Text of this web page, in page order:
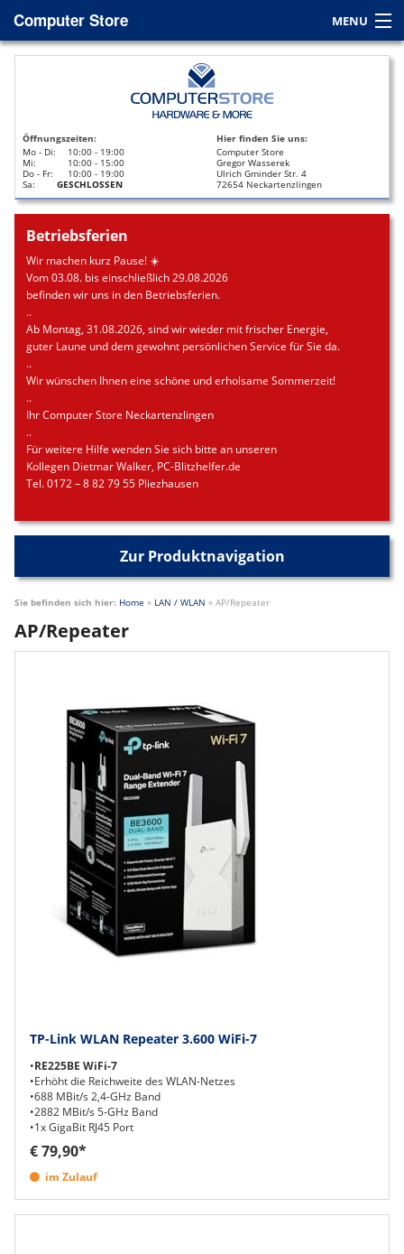
Computer Store MENU
Home
Leasing
Datenrettung
Öffnungszeiten:
Mo - Di:
10:00 - 19:00
Mi:
10:00 - 15:00
Do - Fr:
10:00 - 19:00
Sa:
GESCHLOSSEN
Hier finden Sie uns:
Computer Store
Gregor Wasserek
Ulrich Gminder Str. 4
72654 Neckartenzlingen
Betriebsferien
Wir machen kurz Pause! ☀️
Vom 03.08. bis einschließlich 29.08.2026
befinden wir uns in den Betriebsferien.
..
Ab Montag, 31.08.2026, sind wir wieder mit frischer Energie,
guter Laune und dem gewohnt persönlichen Service für Sie da.
..
Wir wünschen Ihnen eine schöne und erholsame Sommerzeit!
..
Ihr Computer Store Neckartenzlingen
..
Für weitere Hilfe wenden Sie sich bitte an unseren
Kollegen Dietmar Walker, PC-Blitzhelfer.de
Tel. 0172 – 8 82 79 55 Pliezhausen
Zur Produktnavigation
Sie befinden sich hier: Home » LAN / WLAN » AP/Repeater
AP/Repeater
TP-Link WLAN Repeater 3.600 WiFi-7
•RE225BE WiFi-7
•Erhöht die Reichweite des WLAN-Netzes
•688 MBit/s 2,4-GHz Band
•2882 MBit/s 5-GHz Band
•1x GigaBit RJ45 Port
€ 79,90*
im Zulauf